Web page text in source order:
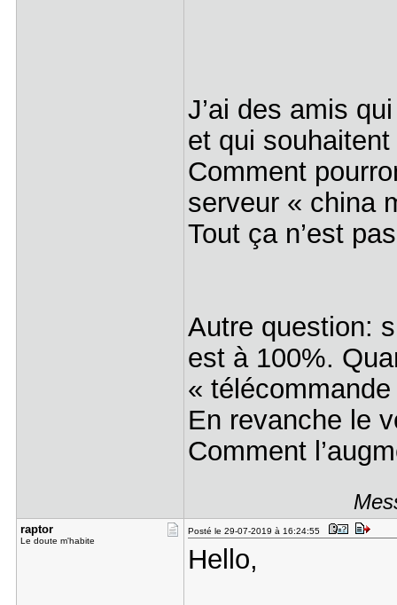
J’ai des amis
et qui souhaitent
Comment
serveur « china
Tout ça n’est
Autre question:
est à 100%.
«
En revanche le
Comment
raptor
Le doute m'habite
Posté le 29-07-2019 à 16:24:55
Hello,